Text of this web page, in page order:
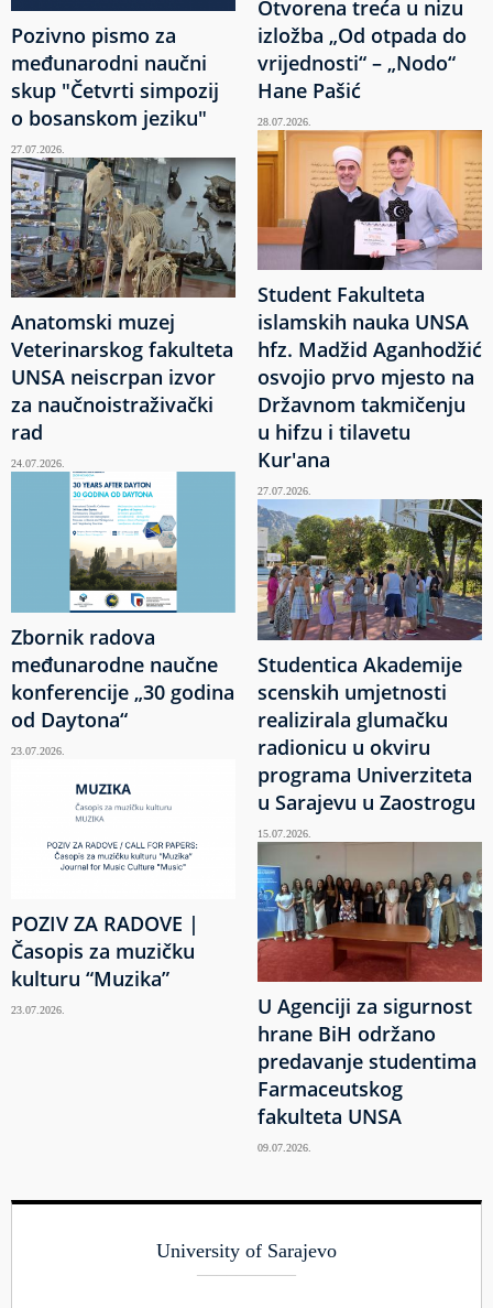
Pozivno pismo za
međunarodni naučni
skup "Četvrti simpozij
o bosanskom jeziku"
27.07.2026.
Anatomski muzej
Veterinarskog fakulteta
UNSA neiscrpan izvor
za naučnoistraživački
rad
24.07.2026.
Zbornik radova
međunarodne naučne
konferencije „30 godina
od Daytona“
23.07.2026.
POZIV ZA RADOVE |
Časopis za muzičku
kulturu “Muzika”
23.07.2026.
Otvorena treća u nizu
izložba „Od otpada do
vrijednosti“ – „Nodo“
Hane Pašić
28.07.2026.
Student Fakulteta
islamskih nauka UNSA
hfz. Madžid Aganhodžić
osvojio prvo mjesto na
Državnom takmičenju
u hifzu i tilavetu
Kur'ana
27.07.2026.
Studentica Akademije
scenskih umjetnosti
realizirala glumačku
radionicu u okviru
programa Univerziteta
u Sarajevu u Zaostrogu
15.07.2026.
U Agenciji za sigurnost
hrane BiH održano
predavanje studentima
Farmaceutskog
fakulteta UNSA
09.07.2026.
University of Sarajevo